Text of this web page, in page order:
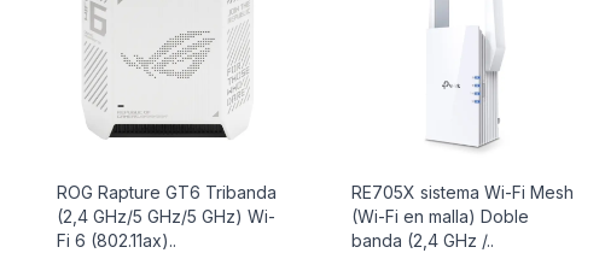
ROG Rapture GT6 Tribanda
(2,4 GHz/5 GHz/5 GHz) Wi-
Fi 6 (802.11ax)..
RE705X sistema Wi-Fi Mesh
(Wi-Fi en malla) Doble
banda (2,4 GHz /..